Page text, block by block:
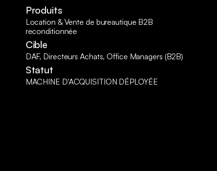
Produits
Location & Vente de bureautique B2B
reconditionnée
Cible
DAF, Directeurs Achats, Office Managers (B2B)
Statut
MACHINE D'ACQUISITION DÉPLOYÉE